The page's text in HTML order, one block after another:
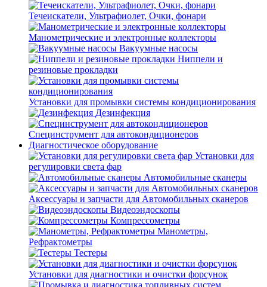
Течеискатели, Ультрафиолет, Очки, фонари
Манометрические и электронные коллекторы
Вакуумные насосы
Ниппели и
резиновые прокладки
Установки для промывки системы кондиционирования
Дезинфекция
Специнструмент для автокондиционеров
Диагностическое оборудование
Установки для
регулировки света фар
Автомобильные сканеры
Аксессуары и запчасти для Автомобильных сканеров
Видеоэндоскопы
Компрессометры
Манометры,
Рефрактометры
Тестеры
Установки для диагностики и очистки форсунок